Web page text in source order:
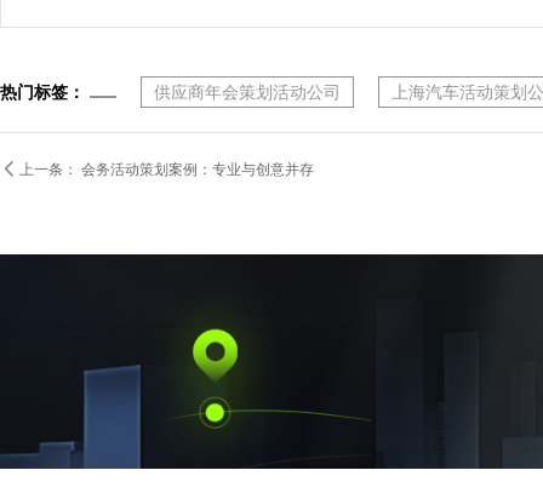
热门标签： 供应商年会策划活动公司 上海汽车活动策划
 上一条： 会务活动策划案例：专业与创意并存